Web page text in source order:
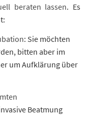
beraten lassen. Es
: Sie möchten
bitten aber im
um Aufklärung über
Beatmung